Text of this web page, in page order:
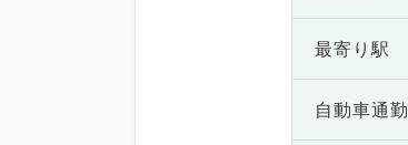
最寄り駅
自動車通勤